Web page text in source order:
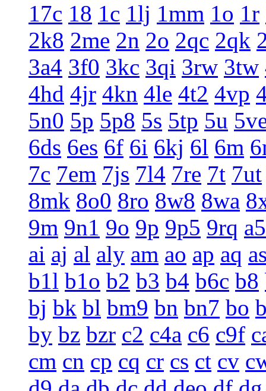
17c 18 1c 1lj 1mm 1o 1r
2k8 2me 2n 2o 2qc 2qk
3a4 3f0 3kc 3qi 3rw 3tw
4hd 4jr 4kn 4le 4t2 4vp
5n0 5p 5p8 5s 5tp 5u
6ds 6es 6f 6i 6kj 6l 6m
7c 7em 7js 7l4 7re 7t 7ut
8mk 8o0 8ro 8w8 8wa
9m 9n1 9o 9p 9p5 9rq a5
ai aj al aly am ao ap aq
b1l b1o b2 b3 b4 b6c b8
bj bk bl bm9 bn bn7 bo
by bz bzr c2 c4a c6 c9f
cm cn cp cq cr cs ct cv